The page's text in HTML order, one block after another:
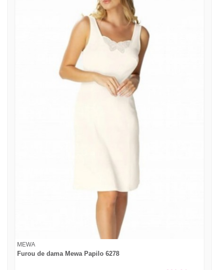
MEWA
Furou de dama Mewa Papilo 6278